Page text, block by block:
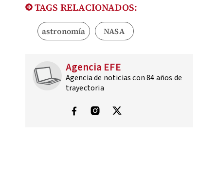
TAGS RELACIONADOS:
astronomía NASA
Agencia EFE
Agencia de noticias con 84 años de
trayectoria